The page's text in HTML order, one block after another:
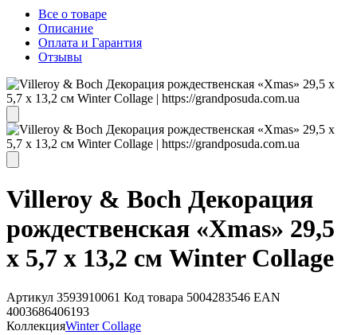
Все о товаре
Описание
Оплата и Гарантия
Отзывы
Villeroy & Boch Декорация
рождественская «Xmas» 29,5
x 5,7 x 13,2 см Winter Collage
Артикул 3593910061 Код товара 5004283546 EAN
4003686406193
КоллекцияWinter Collage